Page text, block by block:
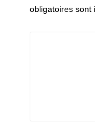
obligatoires sont